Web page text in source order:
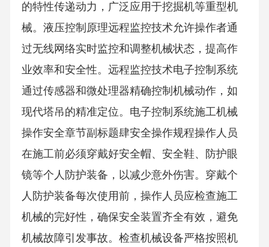
的特性传递动力，广泛应用于挖掘机等重型机
械。液压控制原理远程监控技术允许操作者通
过无线网络实时监控和调整机械状态，提高作
业效率和安全性。远程监控技术电子控制系统
通过传感器和微处理器精确控制机械动作，如
现代塔吊的精准定位。电子控制系统施工机械
操作安全章节副标题肆安全操作规程操作人员
在施工前必须穿戴好安全帽、安全鞋、防护眼
镜等个人防护装备，以减少意外伤害。穿戴个
人防护装备每次使用前，操作人员应检查施工
机械的完好性，确保安全装置齐全有效，避免
机械故障引发事故。检查机械设备严格按照机